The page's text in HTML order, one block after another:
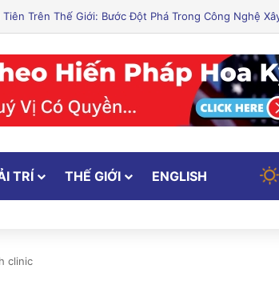
kế hoạch chăm sóc sức khỏe phù hợp nhất cho bạn!
TRÍ THẾ GIỚI ENGLISH
clinic